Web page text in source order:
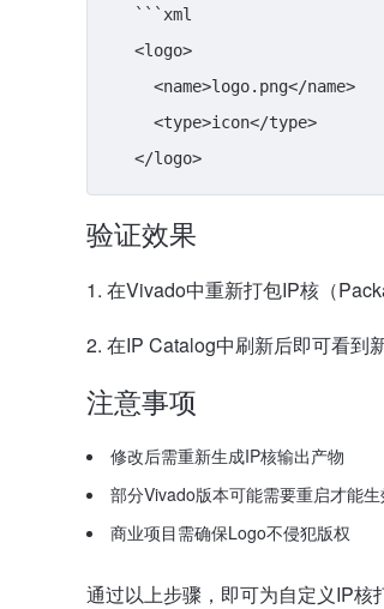
```xml
验证效果
在Vivado中重新打包IP核（
在IP Catalog中刷新后即可看到
注意事项
修改后需重新生成IP核输出产物
部分Vivado版本可能需要重启才能生
商业项目需确保Logo不侵犯版权
通过以上步骤，即可为自定义IP核